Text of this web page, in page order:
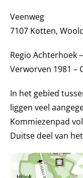
Veenweg
7107 Kotten,
Regio Achterhoek
Verworven 1981 –
In het gebied
liggen veel
Kommiezenpad
Duitse deel van